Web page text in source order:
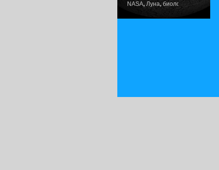
NASA, Луна, биология